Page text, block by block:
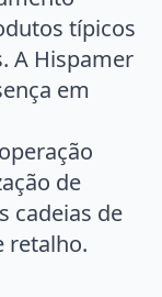
típicos
A Hispamer
em
de
cadeias de
retalho.